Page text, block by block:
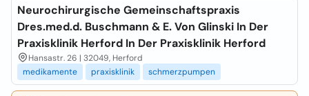
Neurochirurgische Gemeinschaftspraxis
Dres.med.d. Buschmann & E. Von Glinski In Der
Praxisklinik Herford In Der Praxisklinik Herford
Hansastr. 26 | 32049, Herford
medikamente
praxisklinik schmerzpumpen